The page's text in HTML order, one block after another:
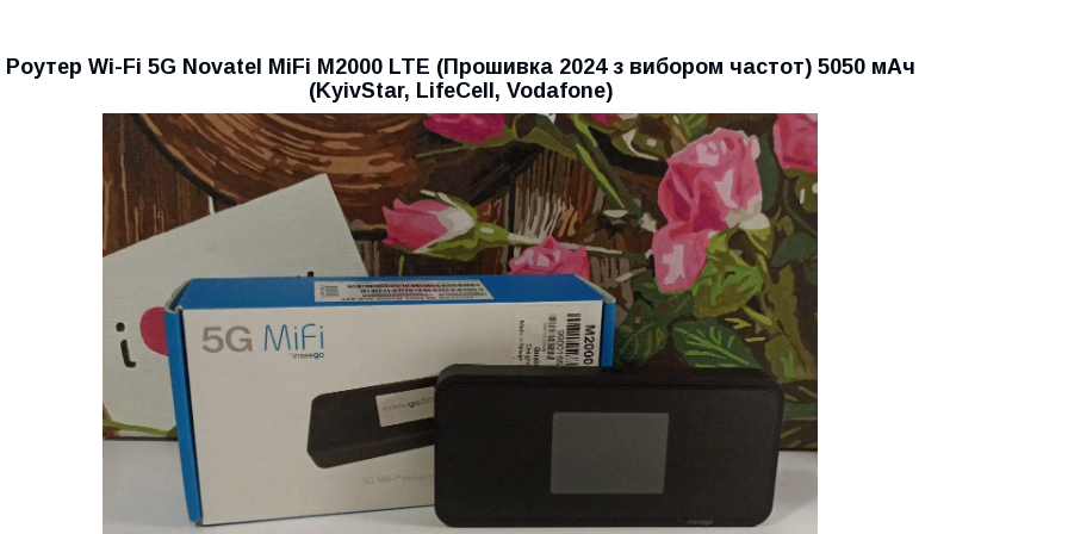
Роутер Wi-Fi 5G Novatel MiFi M2000 LTE (Прошивка 2024 з вибором частот) 5050 мАч
(KyivStar, LifeCell, Vodafone)